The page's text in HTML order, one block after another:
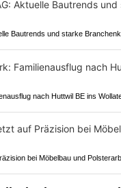
Bautrends und starke
nach Huttwil BE ins
bei Möbelbau und